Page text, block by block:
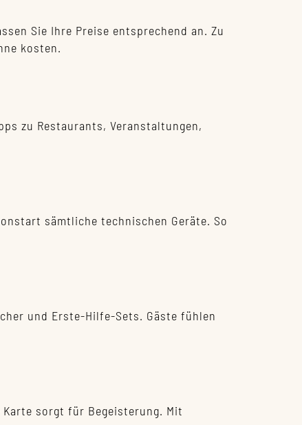
Sie Ihre Preise entsprechend an. Zu
kosten.
zu Restaurants, Veranstaltungen,
sämtliche technischen Geräte. So
und Erste-Hilfe-Sets. Gäste fühlen
Karte sorgt für Begeisterung. Mit